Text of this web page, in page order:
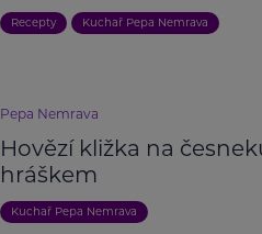
Recepty Kuchař Pepa Nemrava
Pepa Nemrava
Hovězí kližka na
hráškem
Kuchař Pepa Nemrava